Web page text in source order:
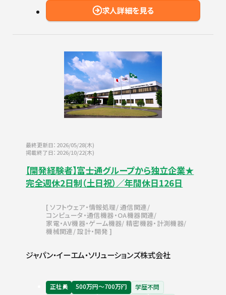
求人詳細を見る
最終更新日：2026/05/28(木)
掲載終了日：2026/10/22(木)
【開発経験者】富士通グループから独立企業★
完全週休2日制（土日祝）／年間休日126日
ソフトウェア・情報処理 通信関連
コンピュータ・通信機器・OA機器関連
家電・AV機器・ゲーム機器 精密機器・計測機器
機械関連 設計・開発
ジャパン・イーエム・ソリューションズ株式会社
正社員 500万円〜700万円
学歴不問